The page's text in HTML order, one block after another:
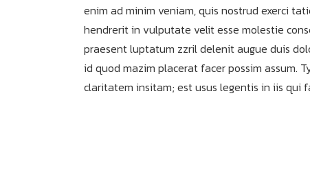
enim ad minim veniam, quis nostrud exerci
hendrerit in vulputate velit esse molestie
praesent luptatum zzril delenit augue duis
id quod mazim placerat facer possim assum.
claritatem insitam; est usus legentis in iis qui